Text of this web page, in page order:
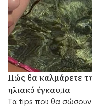
Πώς θα καλμάρετε
ηλιακό έγκαυμα
Τα tips που θα